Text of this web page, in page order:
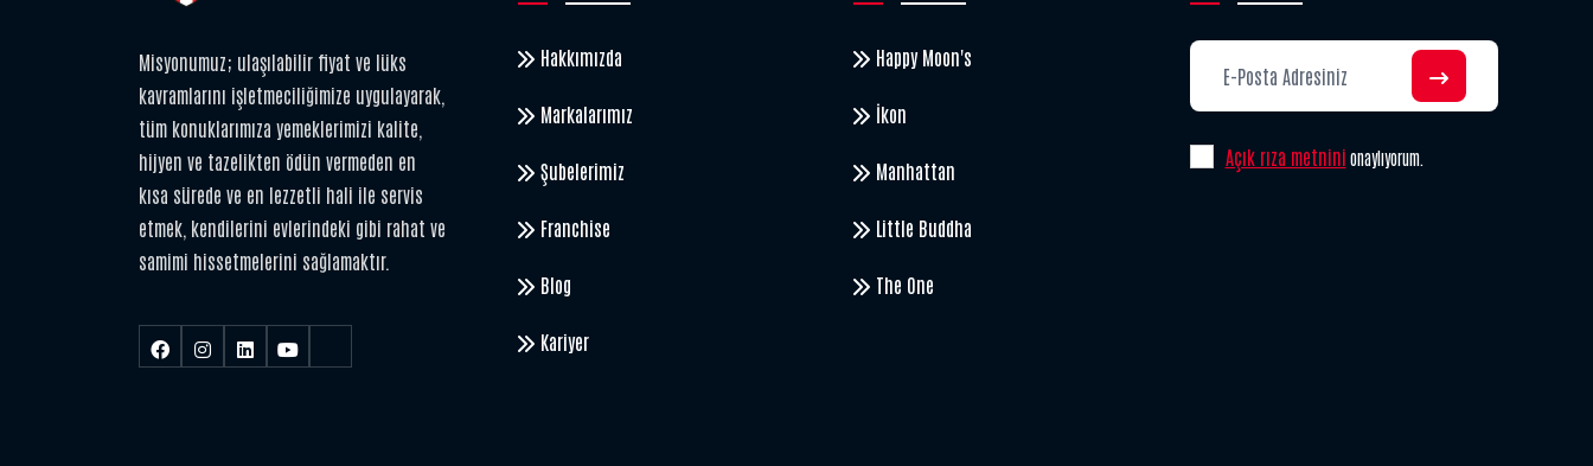
Misyonumuz; ulaşılabilir fiyat ve lüks
kavramlarını işletmeciliğimize uygulayarak,
tüm konuklarımıza yemeklerimizi kalite,
hijyen ve tazelikten ödün vermeden en
kısa sürede ve en lezzetli hali ile servis
etmek, kendilerini evlerindeki gibi rahat ve
samimi hissetmelerini sağlamaktır.
Hakkımızda
Markalarımız
Şubelerimiz
Franchise
Blog
Kariyer
Happy Moon's
İkon
Manhattan
Little Buddha
The One
Açık rıza metnini onaylıyorum.